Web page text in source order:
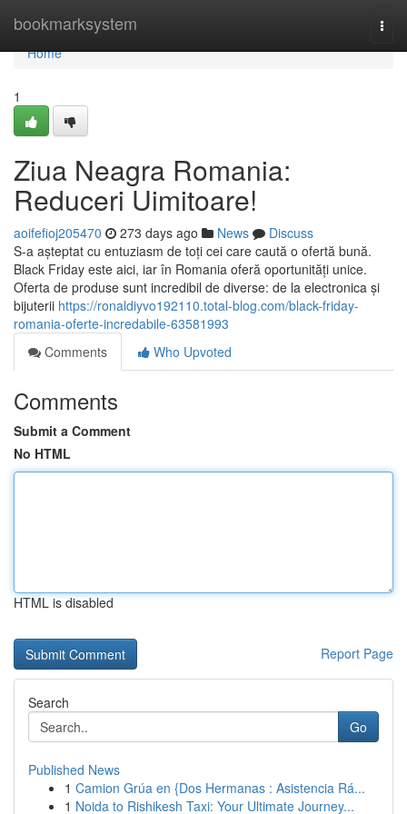
bookmarksystem
Home
Home
1
Ziua Neagra Romania:
Reduceri Uimitoare!
aoifefioj205470 273 days ago News
Discuss
S-a așteptat cu entuziasm de toți cei care caută o ofertă bună.
Black Friday este aici, iar în Romania oferă oportunități unice.
Oferta de produse sunt incredibil de diverse: de la electronica și
bijuterii https://ronaldiyvo192110.total-blog.com/black-friday-
romania-oferte-incredabile-63581993
Comments
Who Upvoted
Comments
Submit a Comment
No HTML
HTML is disabled
Report Page
Search
Go
Published News
1 Camion Grúa en {Dos Hermanas : Asistencia Rá...
1 Noida to Rishikesh Taxi: Your Ultimate Journey...